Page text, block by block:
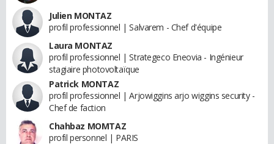
Julien MONTAZ
profil professionnel | Salvarem - Chef d'équipe
Laura MONTAZ
profil professionnel | Strategeco Eneovia - Ingénieur
stagiaire photovoltaïque
Patrick MONTAZ
profil professionnel | Arjowiggins arjo wiggins security -
Chef de faction
Chahbaz MOMTAZ
profil personnel | PARIS